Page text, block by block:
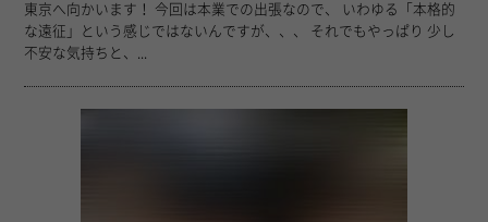
東京へ向かいます！ 今回は本業での出張なので、 いわゆる「本格的
な遠征」という感じではないんですが、、、 それでもやっぱり 少し
不安な気持ちと、...